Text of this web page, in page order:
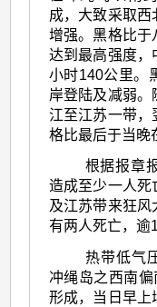
成，大致采取
增强。黑格比于
达到最高强度，
小时140公里。
岸登陆及减弱
江至江苏一带
格比最后于当晚
根据报章
造成至少一人死
及江苏带来狂
有两人死亡，逾
热带低气
冲绳岛之西南
形成，当日早上